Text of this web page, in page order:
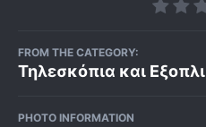
FROM THE CATEGORY:
Τηλεσκόπια και
PHOTO INFORMATION